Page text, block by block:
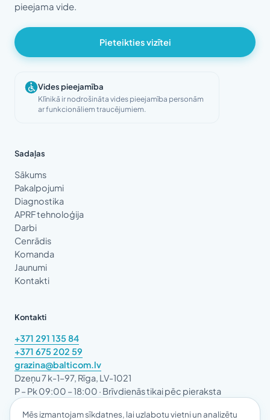
pieejama vide.
Pieteikties vizītei
Vides pieejamība
Klīnikā ir nodrošināta vides pieejamība personām
ar funkcionāliem traucējumiem.
Sadaļas
Sākums
Pakalpojumi
Diagnostika
APRF tehnoloģija
Darbi
Cenrādis
Komanda
Jaunumi
Kontakti
Kontakti
+371 291 135 84
+371 675 202 59
grazina@balticom.lv
Dzeņu 7 k-1–97, Rīga, LV-1021
P – Pk 09:00 – 18:00 · Brīvdienās tikai pēc pieraksta
Mēs izmantojam sīkdatnes, lai uzlabotu vietni un analizētu